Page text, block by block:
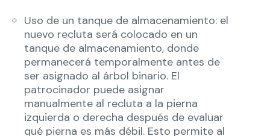
Uso de un tanque de almacenamiento: el
nuevo recluta será colocado en un
tanque de almacenamiento, donde
permanecerá temporalmente antes de
ser asignado al árbol binario. El
patrocinador puede asignar
manualmente al recluta a la pierna
izquierda o derecha después de evaluar
qué pierna es más débil. Esto permite al